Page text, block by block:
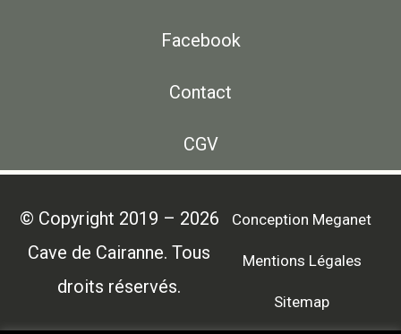
Facebook
Contact
CGV
© Copyright 2019 – 2026
Cave de Cairanne. Tous
droits réservés.
Conception Meganet
Mentions Légales
Sitemap